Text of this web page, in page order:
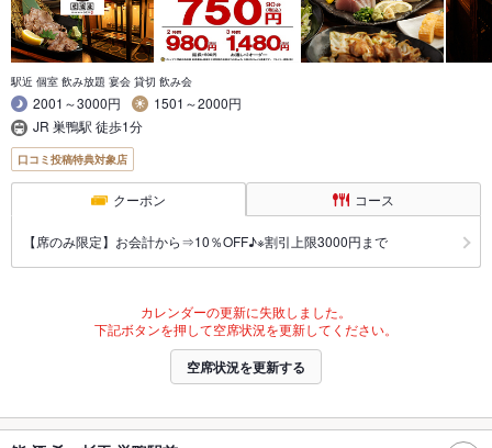
駅近 個室 飲み放題 宴会 貸切 飲み会
2001～3000円
1501～2000円
JR 巣鴨駅 徒歩1分
口コミ投稿特典対象店
クーポン コース
【席のみ限定】お会計から⇒10％OFF♪※割引上限3000円まで
カレンダーの更新に失敗しました。
下記ボタンを押して空席状況を更新してください。
空席状況を更新する